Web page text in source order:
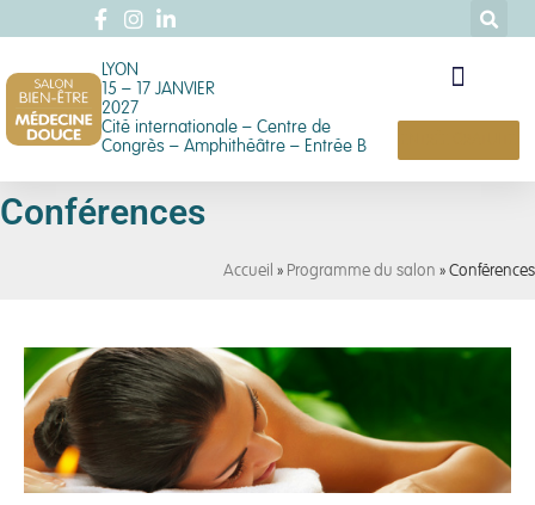
LYON
15 – 17 JANVIER
2027
Cité internationale – Centre de
Congrès – Amphithéâtre – Entrée B
Conférences
Accueil » Programme du salon » Conférences